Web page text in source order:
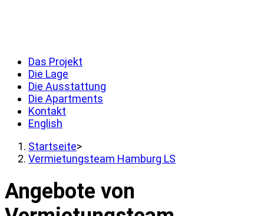
Das Projekt
Die Lage
Die Ausstattung
Die Apartments
Kontakt
English
Startseite>
Vermietungsteam Hamburg LS
Angebote von